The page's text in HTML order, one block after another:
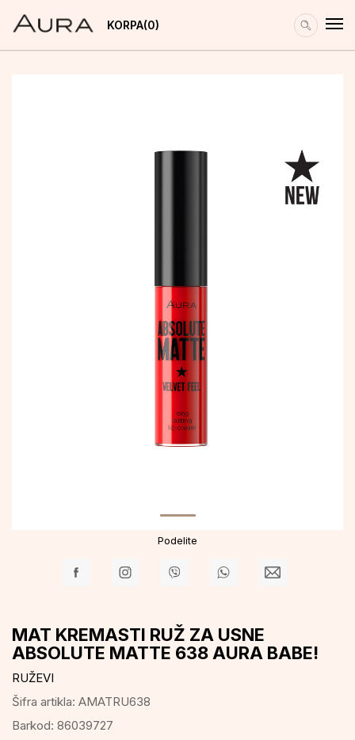
KORPA 0
Podelite
MAT KREMASTI RUŽ ZA USNE
ABSOLUTE MATTE 638 AURA BABE!
RUŽEVI
Šifra artikla: AMATRU638
Barkod: 86039727